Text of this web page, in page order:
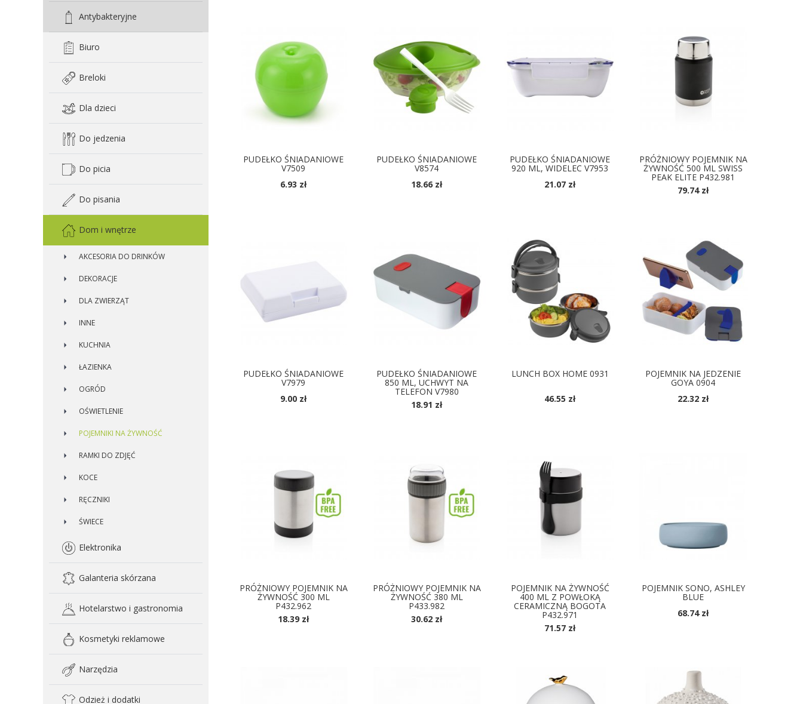
Antybakteryjne
Biuro
Breloki
Dla dzieci
Do jedzenia
Do picia
Do pisania
Dom i wnętrze
AKCESORIA DO DRINKÓW
DEKORACJE
DLA ZWIERZĄT
INNE
KUCHNIA
ŁAZIENKA
OGRÓD
OŚWIETLENIE
POJEMNIKI NA ŻYWNOŚĆ
RAMKI DO ZDJĘĆ
KOCE
RĘCZNIKI
ŚWIECE
Elektronika
Galanteria skórzana
Hotelarstwo i gastronomia
Kosmetyki reklamowe
Narzędzia
Odzież i dodatki
PUDEŁKO ŚNIADANIOWE
V7509
6.93 zł
PUDEŁKO ŚNIADANIOWE
V8574
18.66 zł
PUDEŁKO ŚNIADANIOWE
920 ML, WIDELEC V7953
21.07 zł
PRÓŻNIOWY POJEMNIK NA
ŻYWNOŚĆ 500 ML SWISS
PEAK ELITE P432.981
79.74 zł
PUDEŁKO ŚNIADANIOWE
V7979
9.00 zł
PUDEŁKO ŚNIADANIOWE
850 ML, UCHWYT NA
TELEFON V7980
18.91 zł
LUNCH BOX HOME 0931
46.55 zł
POJEMNIK NA JEDZENIE
GOYA 0904
22.32 zł
PRÓŻNIOWY POJEMNIK NA
ŻYWNOŚĆ 300 ML
P432.962
18.39 zł
PRÓŻNIOWY POJEMNIK NA
ŻYWNOŚĆ 380 ML
P433.982
30.62 zł
POJEMNIK NA ŻYWNOŚĆ
400 ML Z POWŁOKĄ
CERAMICZNĄ BOGOTA
P432.971
71.57 zł
POJEMNIK SONO, ASHLEY
BLUE
68.74 zł